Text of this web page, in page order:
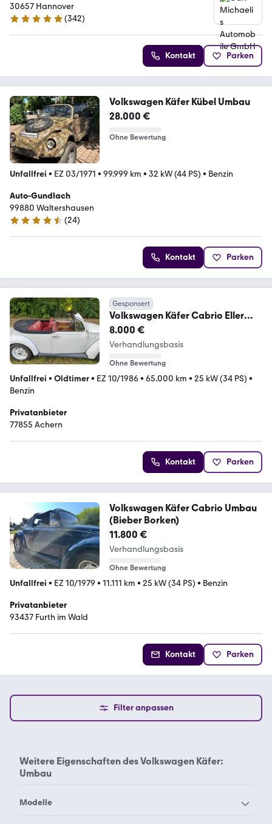
30657 Hannover
4.9 Sterne
(342)
Kontakt Parken
Volkswagen Käfer Kübel Umbau
28.000 €
Ohne Bewertung
Unfallfrei • EZ 03/1971 • 99.999 km • 32 kW (44 PS) • Benzin
Auto-Gundlach
99880 Waltershausen
4.3 Sterne
(24)
Kontakt Parken
Gesponsert
Volkswagen Käfer Cabrio Eller
Umbau
8.000 €
Verhandlungsbasis
Ohne Bewertung
Unfallfrei • Oldtimer• EZ 10/1986• 65.000 km • 25 kW (34 PS) •
Benzin
Privatanbieter
77855 Achern
Kontakt Parken
Volkswagen Käfer Cabrio Umbau
(Bieber Borken)
11.800 €
Verhandlungsbasis
Ohne Bewertung
Unfallfrei • EZ 10/1979 • 11.111 km • 25 kW (34 PS) • Benzin
Privatanbieter
93437 Furth im Wald
Kontakt Parken
Filter anpassen
Weitere Eigenschaften desVolkswagen Käfer:
Umbau
Modelle